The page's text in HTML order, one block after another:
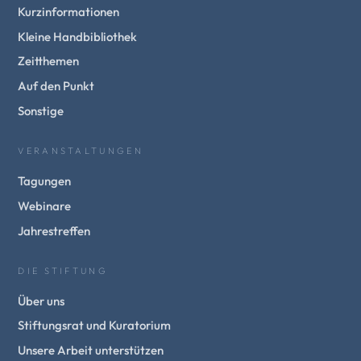
Kurzinformationen
Kleine Handbibliothek
Zeitthemen
Auf den Punkt
Sonstige
VERANSTALTUNGEN
Tagungen
Webinare
Jahrestreffen
DIE STIFTUNG
Über uns
Stiftungsrat und Kuratorium
Unsere Arbeit unterstützen